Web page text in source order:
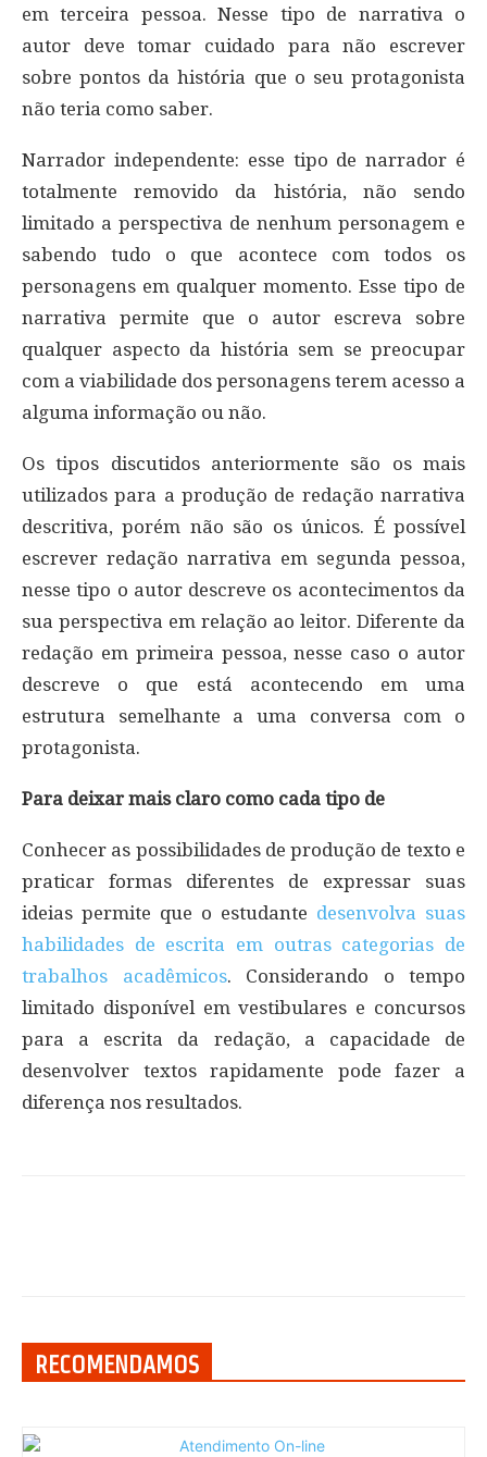
em terceira pessoa. Nesse tipo de narrativa o
autor deve tomar cuidado para não escrever
sobre pontos da história que o seu protagonista
não teria como saber.
Narrador independente: esse tipo de narrador é
totalmente removido da história, não sendo
limitado a perspectiva de nenhum personagem e
sabendo tudo o que acontece com todos os
personagens em qualquer momento. Esse tipo de
narrativa permite que o autor escreva sobre
qualquer aspecto da história sem se preocupar
com a viabilidade dos personagens terem acesso a
alguma informação ou não.
Os tipos discutidos anteriormente são os mais
utilizados para a produção de redação narrativa
descritiva, porém não são os únicos. É possível
escrever redação narrativa em segunda pessoa,
nesse tipo o autor descreve os acontecimentos da
sua perspectiva em relação ao leitor. Diferente da
redação em primeira pessoa, nesse caso o autor
descreve o que está acontecendo em uma
estrutura semelhante a uma conversa com o
protagonista.
Para deixar mais claro como cada tipo de
Conhecer as possibilidades de produção de texto e
praticar formas diferentes de expressar suas
ideias permite que o estudante desenvolva suas
habilidades de escrita em outras categorias de
trabalhos acadêmicos. Considerando o tempo
limitado disponível em vestibulares e concursos
para a escrita da redação, a capacidade de
desenvolver textos rapidamente pode fazer a
diferença nos resultados.
RECOMENDAMOS